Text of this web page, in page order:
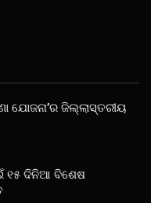
ଯୋଜନା’ର ଜିଲ୍ଲାସ୍ତରୀୟ
୧୫ ଦିନିଆ ବିଶେଷ